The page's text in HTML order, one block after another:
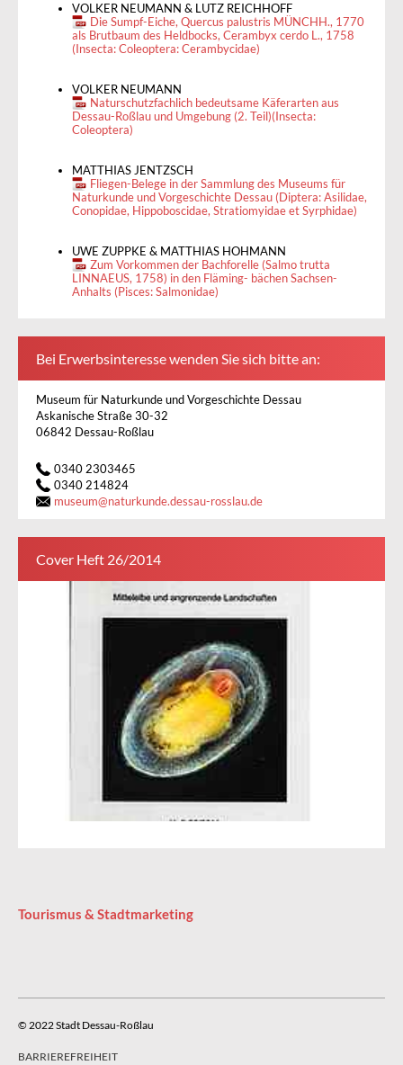
VOLKER NEUMANN & LUTZ REICHHOFF
Die Sumpf-Eiche, Quercus palustris MÜNCHH., 1770
als Brutbaum des Heldbocks, Cerambyx cerdo L., 1758
(Insecta: Coleoptera: Cerambycidae)
VOLKER NEUMANN
Naturschutzfachlich bedeutsame Käferarten aus
Dessau-Roßlau und Umgebung (2. Teil)(Insecta:
Coleoptera)
MATTHIAS JENTZSCH
Fliegen-Belege in der Sammlung des Museums für
Naturkunde und Vorgeschichte Dessau (Diptera: Asilidae,
Conopidae, Hippoboscidae, Stratiomyidae et Syrphidae)
UWE ZUPPKE & MATTHIAS HOHMANN
Zum Vorkommen der Bachforelle (Salmo trutta
LINNAEUS, 1758) in den Fläming- bächen Sachsen-
Anhalts (Pisces: Salmonidae)
Bei Erwerbsinteresse wenden Sie sich bitte an:
Museum für Naturkunde und Vorgeschichte Dessau
Askanische Straße 30-32
06842 Dessau-Roßlau
0340 2303465
0340 214824
museum@naturkunde.dessau-rosslau.de
Cover Heft 26/2014
Tourismus & Stadtmarketing
© 2022 Stadt Dessau-Roßlau
BARRIEREFREIHEIT